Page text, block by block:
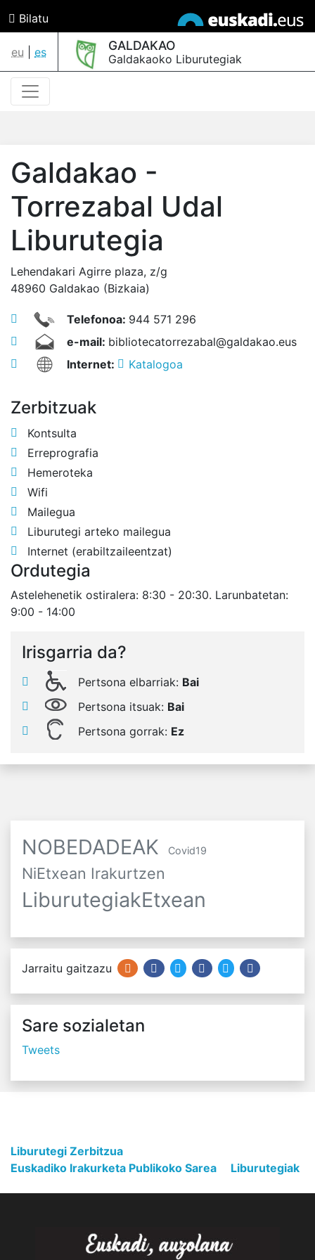
Bilatu
eu es GALDAKAO
Galdakaoko Liburutegiak
Galdakao -
Torrezabal Udal
Liburutegia
Lehendakari Agirre plaza, z/g
48960 Galdakao (Bizkaia)
Telefonoa: 944 571 296
e-mail: bibliotecatorrezabal@galdakao.eus
Internet:
Katalogoa
Zerbitzuak
Kontsulta
Erreprografia
Hemeroteka
Wifi
Mailegua
Liburutegi arteko mailegua
Internet (erabiltzaileentzat)
Ordutegia
Astelehenetik ostiralera: 8:30 - 20:30. Larunbatetan:
9:00 - 14:00
Irisgarria da?
Pertsona elbarriak: Bai
Pertsona itsuak: Bai
Pertsona gorrak: Ez
NOBEDADEAK Covid19
NiEtxean Irakurtzen
LiburutegiakEtxean
Jarraitu gaitzazu
Sare sozialetan
Tweets
Liburutegi Zerbitzua
Euskadiko Irakurketa Publikoko Sarea
Liburutegiak